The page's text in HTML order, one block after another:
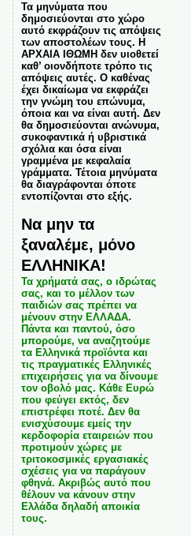
Τα μηνύματα που
δημοσιεύονται στο χώρο
αυτό εκφράζουν τις απόψεις
των αποστολέων τους. Η
ΑΡΧΑΙΑ ΙΘΩΜΗ δεν υιοθετεί
καθ’ οιονδήποτε τρόπο τις
απόψεις αυτές. Ο καθένας
έχει δικαίωμα να εκφράζει
την γνώμη του επώνυμα,
όποια και να είναι αυτή. Δεν
θα δημοσιεύονται ανώνυμα,
συκοφαντικά ή υβριστικά
σχόλια και όσα είναι
γραμμένα με κεφαλαία
γράμματα. Τέτοια μηνύματα
θα διαγράφονται όποτε
εντοπίζονται στο εξής.
Να μην τα
ξαναλέμε, μόνο
ΕΛΛΗΝΙΚΑ!
Τα χρήματά σας, ο ιδρώτας
σας, και το μέλλον των
παιδιών σας πρέπει να
μένουν στην ΕΛΛΑΔΑ.
Πάντα και παντού, όσο
μπορούμε, να αναζητούμε
τα Ελληνικά προϊόντα και
τις πραγματικές Ελληνικές
επιχειρήσεις για να δίνουμε
τον οβολό μας. Κάθε Ευρώ
που φεύγει εκτός, δεν
επιστρέφει ποτέ. Δεν θα
ενισχύσουμε εμείς την
κερδοφορία εταιρειών που
προτιμούν χώρες με
τριτοκοσμικές εργασιακές
σχέσεις για να παράγουν
φθηνά. Ακριβώς αυτό που
θέλουν να κάνουν στην
Ελλάδα δηλαδή αποικία
τους.